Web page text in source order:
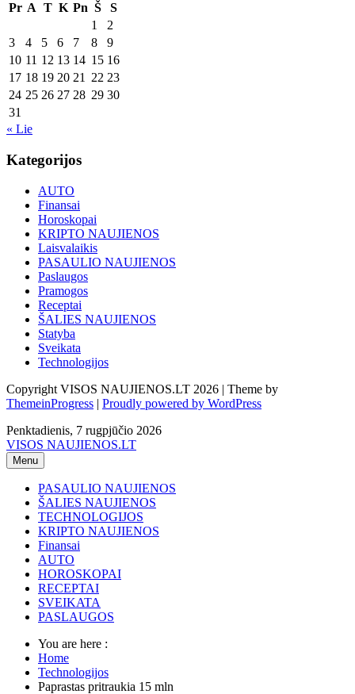
Pr A T K Pn Š
S
1
2
3
4 5 6 7 8
9
10 11 12 13 14 15 16
17 18 19 20 21 22 23
24 25 26 27 28 29 30
31
« Lie
Kategorijos
AUTO
Finansai
Horoskopai
KRIPTO NAUJIENOS
Laisvalaikis
PASAULIO NAUJIENOS
Paslaugos
Pramogos
Receptai
ŠALIES NAUJIENOS
Statyba
Sveikata
Technologijos
Copyright VISOS NAUJIENOS.LT 2026 | Theme by
ThemeinProgress | Proudly powered by WordPress
Penktadienis, 7 rugpjūčio 2026
VISOS NAUJIENOS.LT
Menu
PASAULIO NAUJIENOS
ŠALIES NAUJIENOS
TECHNOLOGIJOS
KRIPTO NAUJIENOS
Finansai
AUTO
HOROSKOPAI
RECEPTAI
SVEIKATA
PASLAUGOS
You are here :
Home
Technologijos
Paprastas pritraukia 15 mln